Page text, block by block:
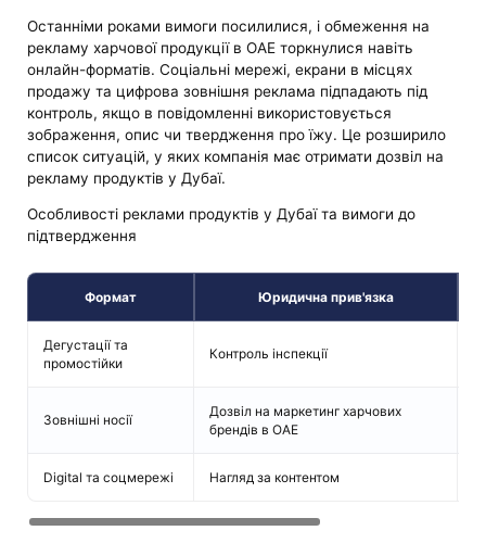
Останніми роками вимоги посилилися, і обмеження на
рекламу харчової продукції в ОАЕ торкнулися навіть
онлайн-форматів. Соціальні мережі, екрани в місцях
продажу та цифрова зовнішня реклама підпадають під
контроль, якщо в повідомленні використовується
зображення, опис чи твердження про їжу. Це розширило
список ситуацій, у яких компанія має отримати дозвіл на
рекламу продуктів у Дубаї.
Особливості реклами продуктів у Дубаї та вимоги до
підтвердження
Формат Юридична прив'язка
Дегустації та
промостійки
Контроль інспекції
Зовнішні носії
Дозвіл на маркетинг харчових
брендів в ОАЕ
Digital та соцмережі Нагляд за контентом